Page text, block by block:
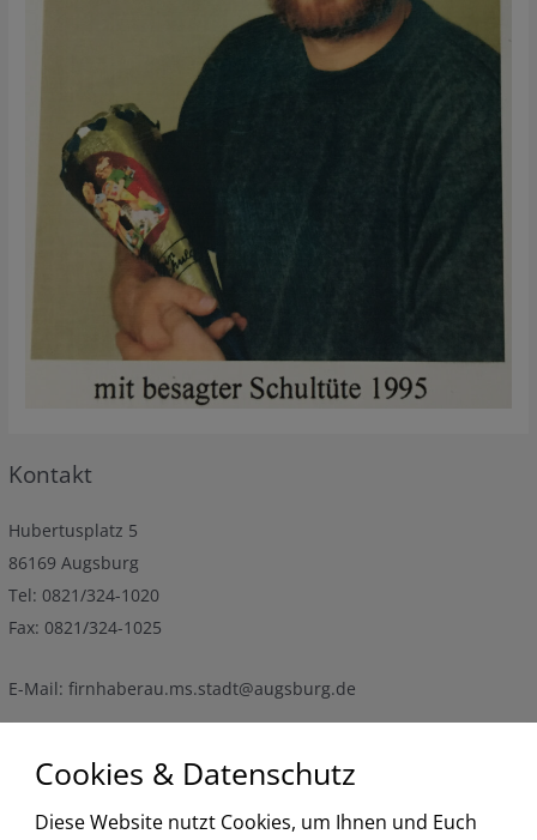
Kontakt
Hubertusplatz 5
86169 Augsburg
Tel: 0821/324-1020
Fax: 0821/324-1025
E-Mail: firnhaberau.ms.stadt@augsburg.de
Termine
Cookies & Datenschutz
Diese Website nutzt Cookies, um Ihnen und Euch